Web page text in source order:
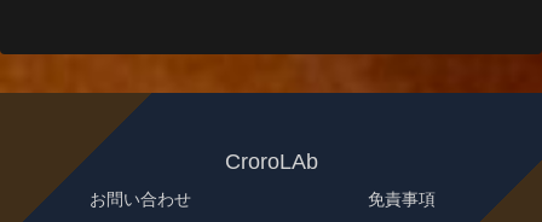
CroroLAb
お問い合わせ
免責事項